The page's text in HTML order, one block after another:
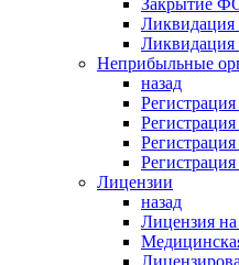
Закрытие
Ликвидация
Ликвидация
Неприбыльные
назад
Лицензии
назад
Лицензия на